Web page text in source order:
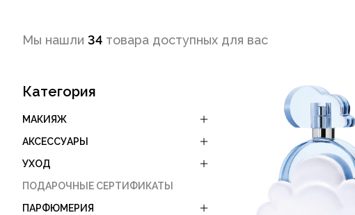
Мы нашли 34 товара доступных для вас
Категория
МАКИЯЖ
АКСЕССУАРЫ
УХОД
ПОДАРОЧНЫЕ СЕРТИФИКАТЫ
ПАРФЮМЕРИЯ